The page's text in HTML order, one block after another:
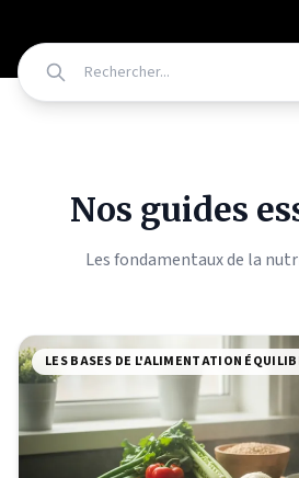
Nos guides
Les fondamentaux de la
LES BASES DE L'ALIMENTATION